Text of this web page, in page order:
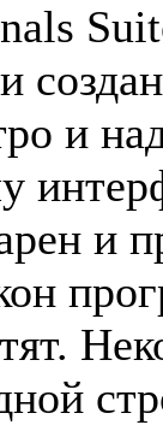
и
и